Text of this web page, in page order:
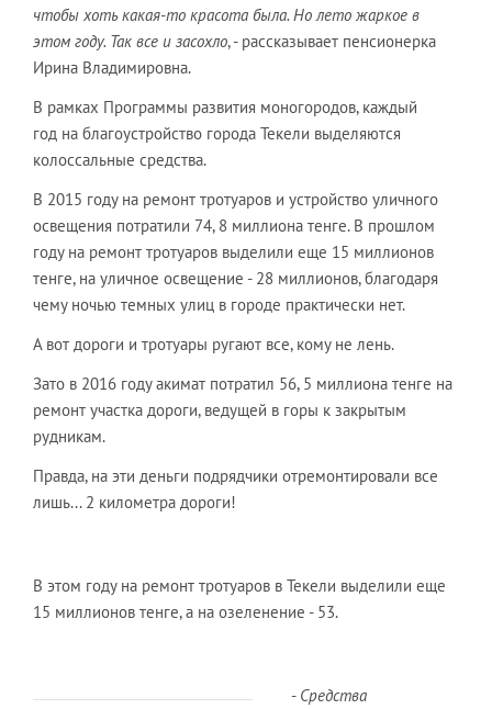
чтобы хоть какая-то красота была. Но лето жаркое в
этом году. Так все и засохло, - рассказывает пенсионерка
Ирина Владимировна.
В рамках Программы развития моногородов, каждый
год на благоустройство города Текели выделяются
колоссальные средства.
В 2015 году на ремонт тротуаров и устройство уличного
освещения потратили 74, 8 миллиона тенге. В прошлом
году на ремонт тротуаров выделили еще 15 миллионов
тенге, на уличное освещение - 28 миллионов, благодаря
чему ночью темных улиц в городе практически нет.
А вот дороги и тротуары ругают все, кому не лень.
Зато в 2016 году акимат потратил 56, 5 миллиона тенге на
ремонт участка дороги, ведущей в горы к закрытым
рудникам.
Правда, на эти деньги подрядчики отремонтировали все
лишь... 2 километра дороги!
В этом году на ремонт тротуаров в Текели выделили еще
15 миллионов тенге, а на озеленение - 53.
- Средства